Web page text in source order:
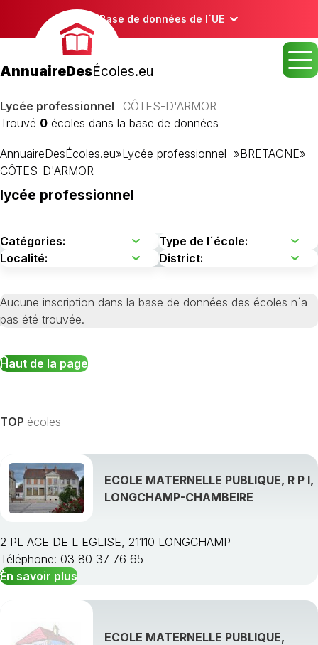
Base de données de l´UE
AnnuaireDesÉcoles.eu
Lycée professionnel CÔTES-D'ARMOR
Trouvé 0 écoles dans la base de données
AnnuaireDesÉcoles.eu»Lycée professionnel »BRETAGNE»
CÔTES-D'ARMOR
lycée professionnel
Aucune inscription dans la base de données des écoles n´a
pas été trouvée.
Haut de la page
TOP écoles
ECOLE MATERNELLE PUBLIQUE, R P I,
LONGCHAMP-CHAMBEIRE
2 PL ACE DE L EGLISE, 21110 LONGCHAMP
Téléphone: 03 80 37 76 65
En savoir plus
ECOLE MATERNELLE PUBLIQUE,